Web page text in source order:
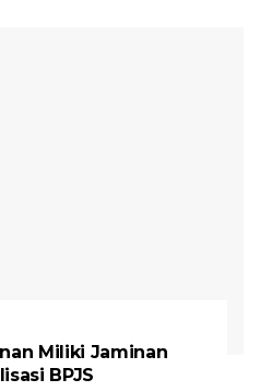
Miliki Jaminan
BPJS